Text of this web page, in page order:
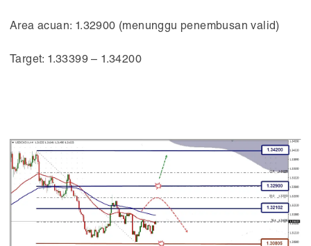
Area acuan: 1.32900 (menunggu penembusan valid)
Target: 1.33399 – 1.34200